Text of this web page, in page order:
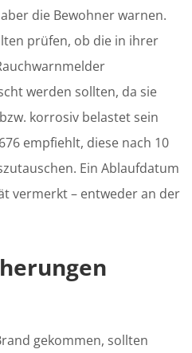
die Bewohner warnen.
prüfen, ob die in ihrer
werden sollten, da sie
korrosiv belastet sein
empfiehlt, diese nach 10
Ein Ablaufdatum
vermerkt – entweder an der
gekommen, sollten